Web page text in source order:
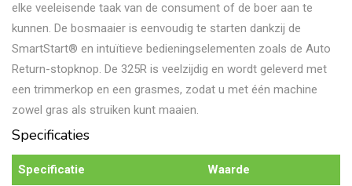
elke veeleisende taak van de consument of de boer aan te
kunnen. De bosmaaier is eenvoudig te starten dankzij de
SmartStart® en intuïtieve bedieningselementen zoals de Auto
Return-stopknop. De 325R is veelzijdig en wordt geleverd met
een trimmerkop en een grasmes, zodat u met één machine
zowel gras als struiken kunt maaien.
Specificaties
Specificatie Waarde